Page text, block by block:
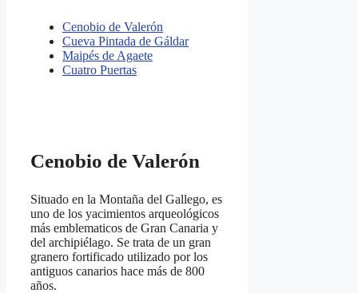
Cenobio de Valerón
Cueva Pintada de Gáldar
Maipés de Agaete
Cuatro Puertas
Cenobio de Valerón
Situado en la Montaña del Gallego, es
uno de los yacimientos arqueológicos
más emblematicos de Gran Canaria y
del archipiélago. Se trata de un gran
granero fortificado utilizado por los
antiguos canarios hace más de 800
años.